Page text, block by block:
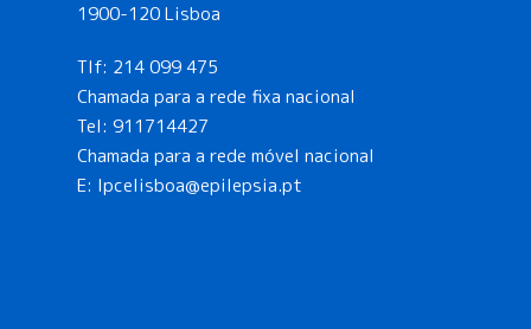
1900-120 Lisboa
Tlf: 214 099 475
Chamada para a rede fixa nacional
Tel: 911714427
Chamada para a rede móvel nacional
E: lpcelisboa@epilepsia.pt